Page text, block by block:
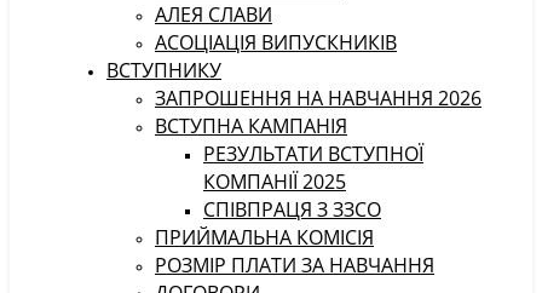
АЛЕЯ СЛАВИ
АСОЦІАЦІЯ ВИПУСКНИКІВ
ВСТУПНИКУ
ЗАПРОШЕННЯ НА НАВЧАННЯ 2026
ВСТУПНА КАМПАНІЯ
РЕЗУЛЬТАТИ ВСТУПНОЇ
КОМПАНІЇ 2025
СПІВПРАЦЯ З ЗЗСО
ПРИЙМАЛЬНА КОМІСІЯ
РОЗМІР ПЛАТИ ЗА НАВЧАННЯ